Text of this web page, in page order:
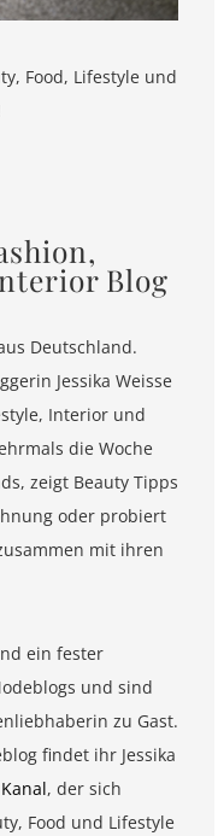
Food, Lifestyle und
Blog
Deutschland.
Jessika Weisse
Interior und
die Woche
zeigt Beauty Tipps
oder probiert
mit ihren
ein fester
und sind
zu Gast.
findet ihr Jessika
, der sich
Food und Lifestyle